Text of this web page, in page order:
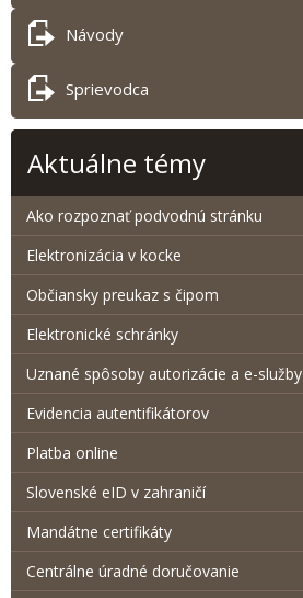
Návody
Sprievodca
Aktuálne témy
Ako rozpoznať podvodnú stránku
Elektronizácia v kocke
Občiansky preukaz s čipom
Elektronické schránky
Uznané spôsoby autorizácie a e-služby
Evidencia autentifikátorov
Platba online
Slovenské eID v zahraničí
Mandátne certifikáty
Centrálne úradné doručovanie